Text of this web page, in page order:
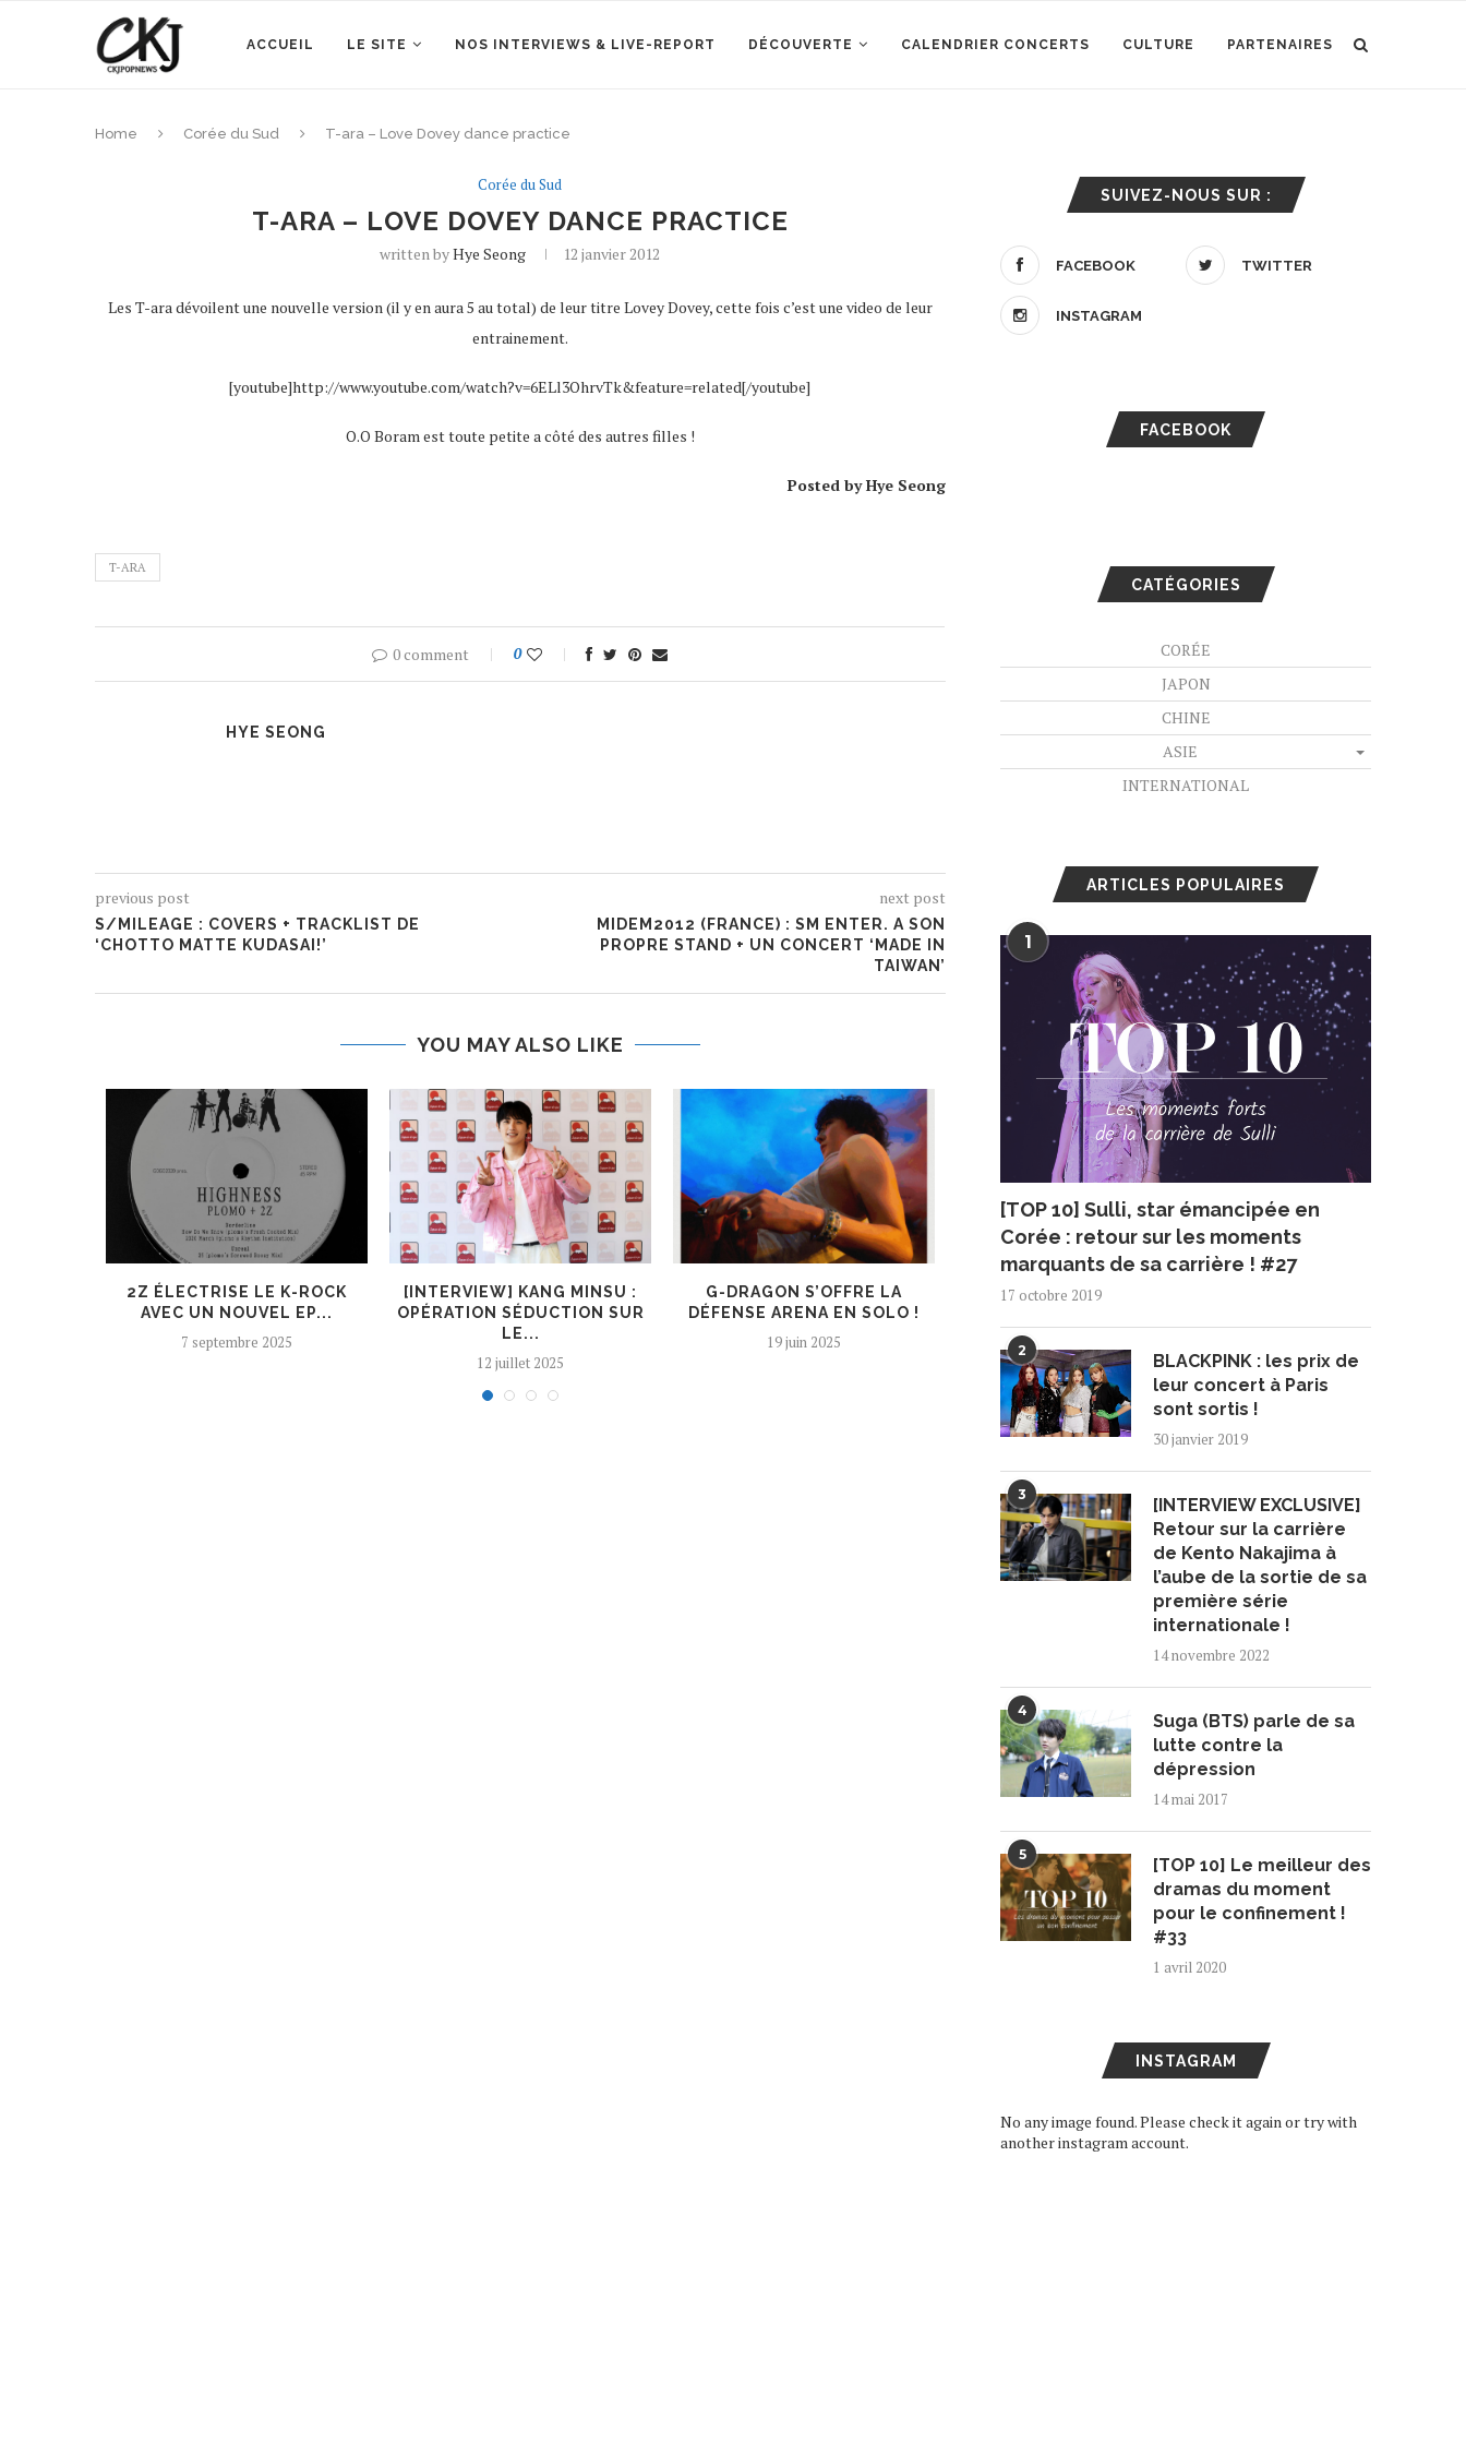
ACCUEIL LE SITE NOS INTERVIEWS & LIVE-REPORT DÉCOUVERTE CALENDRIER CONCERTS CULTURE PARTENAIRES
Home Corée du Sud T-ara – Love Dovey dance practice
Corée du Sud
T-ARA – LOVE DOVEY DANCE PRACTICE
written byHye Seong 12 janvier 2012
Les T-ara dévoilent une nouvelle version (il y en aura 5 au total) de leur titre Lovey Dovey, cette fois c’est une video de leur
entrainement.
[youtube]http://www.youtube.com/watch?v=6ELl3OhrvTk&feature=related[/youtube]
O.O Boram est toute petite a côté des autres filles !
Posted by Hye Seong
T-ARA
0 comment 0
HYE SEONG
previous post
S/MILEAGE : COVERS + TRACKLIST DE
‘CHOTTO MATTE KUDASAI!’
next post
MIDEM2012 (FRANCE) : SM ENTER. A SON
PROPRE STAND + UN CONCERT ‘MADE IN
TAIWAN’
YOU MAY ALSO LIKE
2Z ÉLECTRISE LE K-ROCK
AVEC UN NOUVEL EP...
7 septembre 2025
[INTERVIEW] KANG MINSU :
OPÉRATION SÉDUCTION SUR
LE...
12 juillet 2025
G-DRAGON S’OFFRE LA
DÉFENSE ARENA EN SOLO !
19 juin 2025
KARD DE RETOUR EN FRANCE
VOLONTÉ POUR LA...
11 juin 2024
SUIVEZ-NOUS SUR :
FACEBOOK TWITTER
INSTAGRAM
FACEBOOK
CATÉGORIES
CORÉE
JAPON
CHINE
ASIE
INTERNATIONAL
ARTICLES POPULAIRES
1
[TOP 10] Sulli, star émancipée en
Corée : retour sur les moments
marquants de sa carrière ! #27
17 octobre 2019
2
BLACKPINK : les prix de
leur concert à Paris
sont sortis !
30 janvier 2019
3
[INTERVIEW EXCLUSIVE]
Retour sur la carrière
de Kento Nakajima à
l’aube de la sortie de sa
première série
internationale !
14 novembre 2022
4
Suga (BTS) parle de sa
lutte contre la
dépression
14 mai 2017
5
[TOP 10] Le meilleur des
dramas du moment
pour le confinement !
#33
1 avril 2020
INSTAGRAM
No any image found. Please check it again or try with
another instagram account.